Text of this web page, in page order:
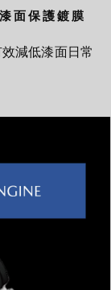
面保護鍍膜
減低漆面日常